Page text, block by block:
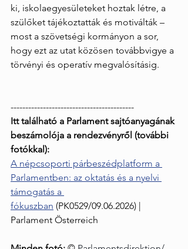
ki, iskolaegyesületeket hoztak létre, a
szülőket tájékoztatták és motiválták –
most a szövetségi kormányon a sor,
hogy ezt az utat közösen továbbvigye a
törvényi és operatív megvalósításig.
------------------------------------------
Itt található a Parlament sajtóanyagának
beszámolója a rendezvényről (további
fotókkal):
A népcsoporti párbeszédplatform a
Parlamentben: az oktatás és a nyelvi
támogatás a
fókuszban (PK0529/09.06.2026) |
Parlament Österreich